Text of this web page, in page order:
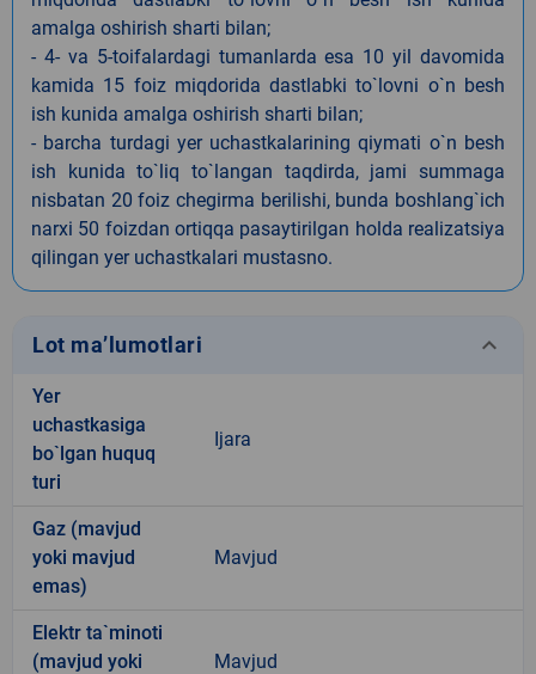
amalga oshirish sharti bilan;
- 4- va 5-toifalardagi tumanlarda esa 10 yil davomida
kamida 15 foiz miqdorida dastlabki to`lovni o`n besh
ish kunida amalga oshirish sharti bilan;
- barcha turdagi yer uchastkalarining qiymati o`n besh
ish kunida to`liq to`langan taqdirda, jami summaga
nisbatan 20 foiz chegirma berilishi, bunda boshlang`ich
narxi 50 foizdan ortiqqa pasaytirilgan holda realizatsiya
qilingan yer uchastkalari mustasno.
Lot ma’lumotlari keyboard_arrow_down
Yer
uchastkasiga
bo`lgan huquq
turi
Ijara
Gaz (mavjud
yoki mavjud
emas)
Mavjud
Elektr ta`minoti
(mavjud yoki
Mavjud